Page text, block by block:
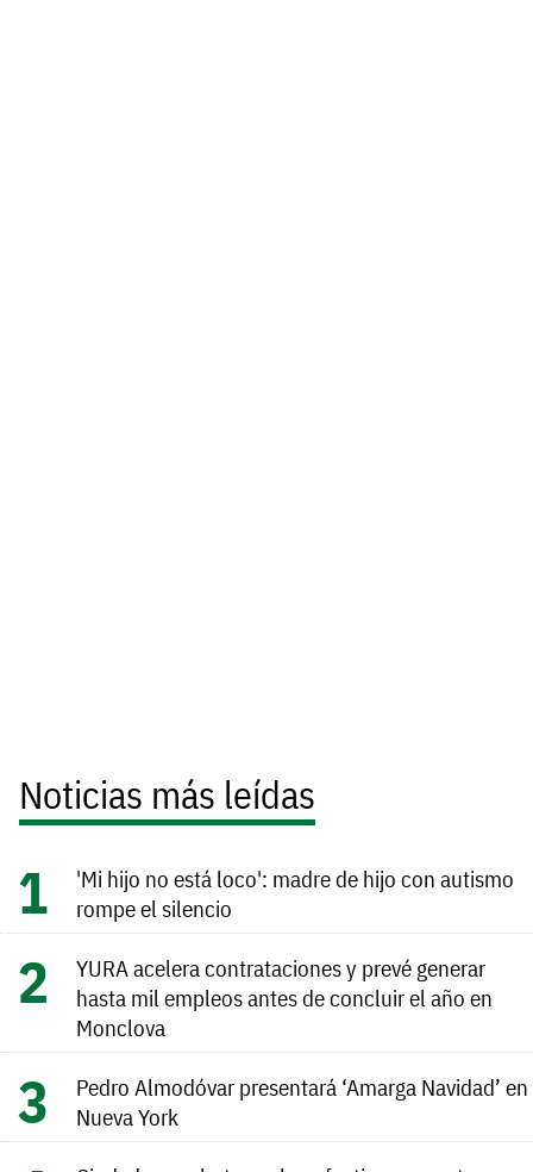
Noticias más leídas
'Mi hijo no está loco': madre de hijo con autismo
rompe el silencio
YURA acelera contrataciones y prevé generar
hasta mil empleos antes de concluir el año en
Monclova
Pedro Almodóvar presentará ‘Amarga Navidad’ en
Nueva York